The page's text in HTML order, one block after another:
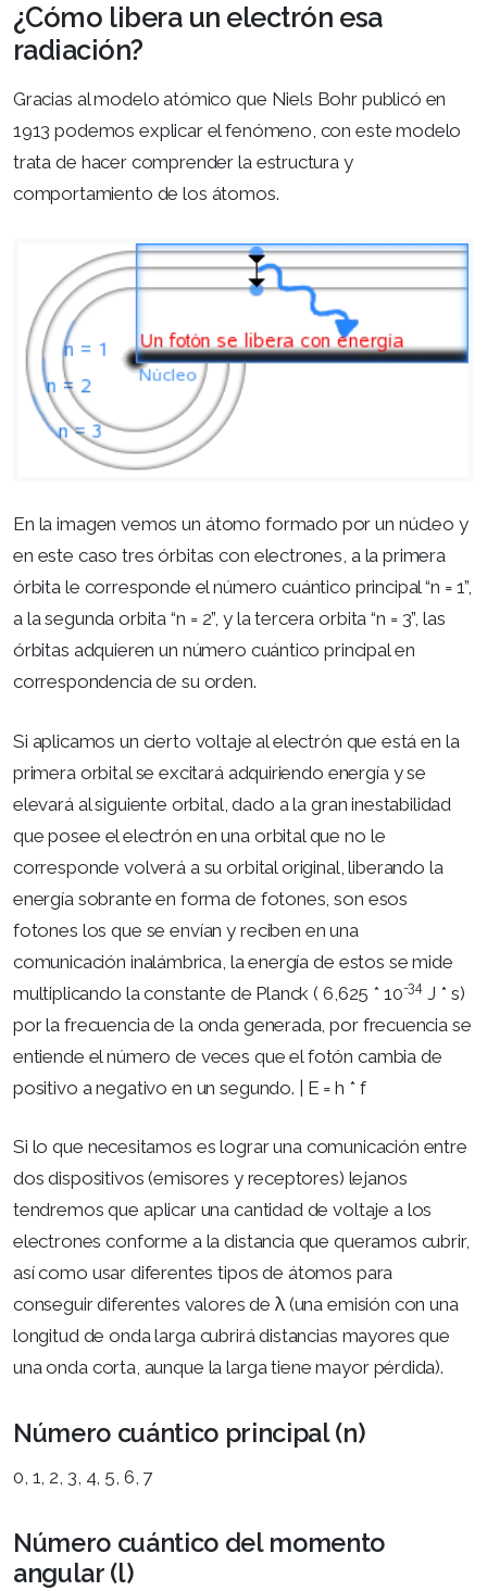
¿Cómo libera un electrón esa
radiación?
Gracias al modelo atómico que Niels Bohr publicó en
1913 podemos explicar el fenómeno, con este modelo
trata de hacer comprender la estructura y
comportamiento de los átomos.
En la imagen vemos un átomo formado por un núcleo y
en este caso tres órbitas con electrones, a la primera
órbita le corresponde el número cuántico principal “n = 1”,
a la segunda orbita “n = 2”, y la tercera orbita “n = 3”, las
órbitas adquieren un número cuántico principal en
correspondencia de su orden.
Si aplicamos un cierto voltaje al electrón que está en la
primera orbital se excitará adquiriendo energía y se
elevará al siguiente orbital, dado a la gran inestabilidad
que posee el electrón en una orbital que no le
corresponde volverá a su orbital original, liberando la
energía sobrante en forma de fotones, son esos
fotones los que se envían y reciben en una
comunicación inalámbrica, la energía de estos se mide
multiplicando la constante de Planck ( 6,625 * 10-34 J * s)
por la frecuencia de la onda generada, por frecuencia se
entiende el número de veces que el fotón cambia de
positivo a negativo en un segundo. | E = h * f
Si lo que necesitamos es lograr una comunicación entre
dos dispositivos (emisores y receptores) lejanos
tendremos que aplicar una cantidad de voltaje a los
electrones conforme a la distancia que queramos cubrir,
así como usar diferentes tipos de átomos para
conseguir diferentes valores de λ (una emisión con una
longitud de onda larga cubrirá distancias mayores que
una onda corta, aunque la larga tiene mayor pérdida).
Número cuántico principal (n)
0, 1, 2, 3, 4, 5, 6, 7
Número cuántico del momento
angular (l)